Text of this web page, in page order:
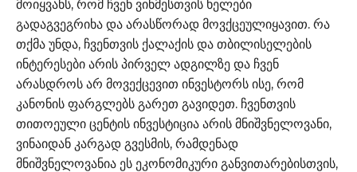
მოიყვანს, რომ ჩვენ ვინმესთვის ხელები
გადაგვეგრიხა და არასწორად მოვქცეულიყავით. რა
თქმა უნდა, ჩვენთვის ქალაქის და თბილისელების
ინტერესები არის პირველ ადგილზე და ჩვენ
არასდროს არ მოვექცევით ინვესტორს ისე, რომ
კანონის ფარგლებს გარეთ გავიდეთ. ჩვენთვის
თითოეული ცენტის ინვესტიცია არის მნიშვნელოვანი,
ვინაიდან კარგად გვესმის, რამდენად
მნიშვნელოვანია ეს ეკონომიკური განვითარებისთვის,